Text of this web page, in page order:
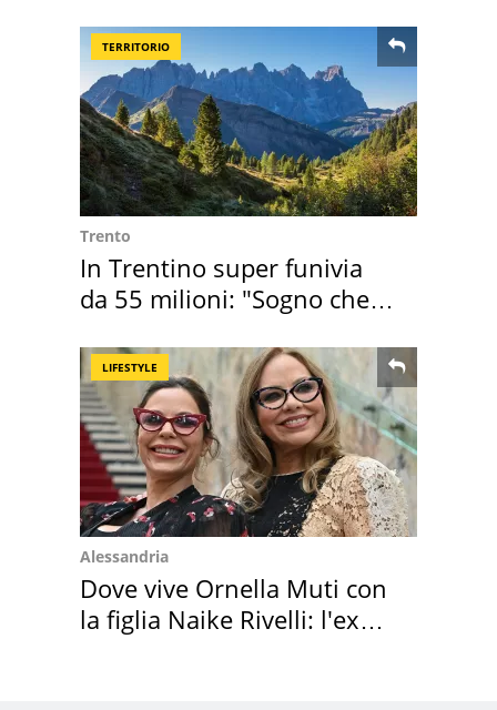
TERRITORIO
Trento
In Trentino super funivia
da 55 milioni: "Sogno che si
LIFESTYLE
Alessandria
Dove vive Ornella Muti con
la figlia Naike Rivelli: l'ex